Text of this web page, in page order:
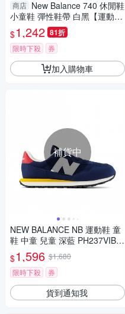
商店 New Balance 740 休閒鞋
小童鞋 彈性鞋帶 白黑【運動世
界】I7404RZ-W
$1,242 81折
限時下殺 券
加入購物車
補貨中
NEW BALANCE NB 運動鞋 童
鞋 中童 兒童 深藍 PH237VIB-
W楦
$1,596 $1,680
限時下殺
券
貨到通知我